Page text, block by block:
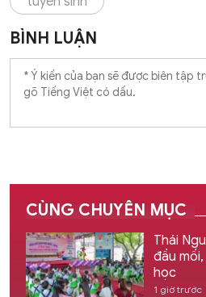
BÌNH LUẬN
CÙNG CHUYÊN MỤC
Thái
đầu
học
1 giờ trước